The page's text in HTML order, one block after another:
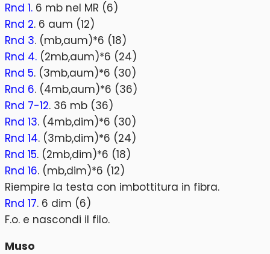
Rnd 1. 6 mb nel MR (6)
Rnd 2. 6 aum (12)
Rnd 3. (mb,aum)*6 (18)
Rnd 4. (2mb,aum)*6 (24)
Rnd 5. (3mb,aum)*6 (30)
Rnd 6. (4mb,aum)*6 (36)
Rnd 7-12. 36 mb (36)
Rnd 13. (4mb,dim)*6 (30)
Rnd 14. (3mb,dim)*6 (24)
Rnd 15. (2mb,dim)*6 (18)
Rnd 16. (mb,dim)*6 (12)
Riempire la testa con imbottitura in fibra.
Rnd 17. 6 dim (6)
F.o. e nascondi il filo.
Muso